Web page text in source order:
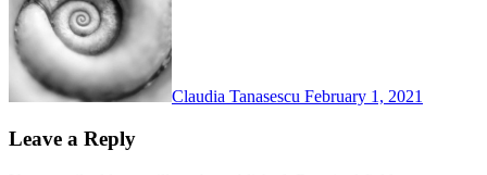
Claudia Tanasescu February 1, 2021
Leave a Reply